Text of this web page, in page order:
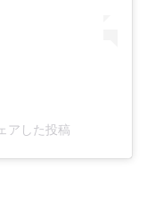
アした投稿